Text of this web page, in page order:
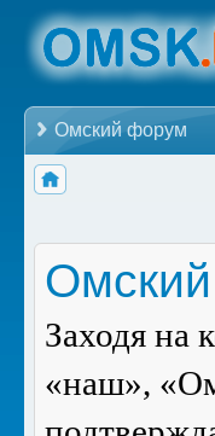
Омский форум
Заходя
«наш»,